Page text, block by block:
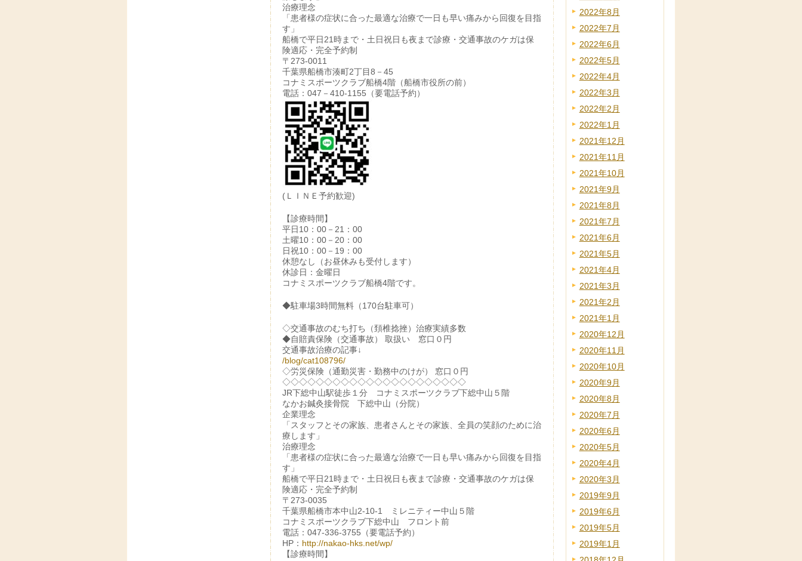
治療理念
「患者様の症状に合った最適な治療で一日も早い痛みから回復を目指
す」
船橋で平日21時まで・土日祝日も夜まで診療・交通事故のケガは保
険適応・完全予約制
〒273-0011
千葉県船橋市湊町2丁目8－45
コナミスポーツクラブ船橋4階（船橋市役所の前）
電話：047－410-1155（要電話予約）
(ＬＩＮＥ予約歓迎)
【診療時間】
平日10：00－21：00
土曜10：00－20：00
日祝10：00－19：00
休憩なし（お昼休みも受付します）
休診日：金曜日
コナミスポーツクラブ船橋4階です。
◆駐車場3時間無料（170台駐車可）
◇交通事故のむち打ち（頚椎捻挫）治療実績多数
◆自賠責保険（交通事故） 取扱い 窓口０円
交通事故治療の記事↓
/blog/cat108796/
◇労災保険（通勤災害・勤務中のけが） 窓口０円
◇◇◇◇◇◇◇◇◇◇◇◇◇◇◇◇◇◇◇◇◇◇
JR下総中山駅徒歩１分 コナミスポーツクラブ下総中山５階
なかお鍼灸接骨院 下総中山（分院）
企業理念
「スタッフとその家族、患者さんとその家族、全員の笑顔のために治
療します」
治療理念
「患者様の症状に合った最適な治療で一日も早い痛みから回復を目指
す」
船橋で平日21時まで・土日祝日も夜まで診療・交通事故のケガは保
険適応・完全予約制
〒273-0035
千葉県船橋市本中山2-10-1 ミレニティー中山５階
コナミスポーツクラブ下総中山 フロント前
電話：047-336-3755（要電話予約）
HP： http://nakao-hks.net/wp/
【診療時間】
2022年8月
2022年7月
2022年6月
2022年5月
2022年4月
2022年3月
2022年2月
2022年1月
2021年12月
2021年11月
2021年10月
2021年9月
2021年8月
2021年7月
2021年6月
2021年5月
2021年4月
2021年3月
2021年2月
2021年1月
2020年12月
2020年11月
2020年10月
2020年9月
2020年8月
2020年7月
2020年6月
2020年5月
2020年4月
2020年3月
2019年9月
2019年6月
2019年5月
2019年1月